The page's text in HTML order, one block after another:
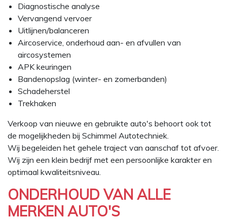
Diagnostische analyse
Vervangend vervoer
Uitlijnen/balanceren
Aircoservice, onderhoud aan- en afvullen van
aircosystemen
APK keuringen
Bandenopslag (winter- en zomerbanden)
Schadeherstel
Trekhaken
Verkoop van nieuwe en gebruikte auto's behoort ook tot
de mogelijkheden bij Schimmel Autotechniek.
Wij begeleiden het gehele traject van aanschaf tot afvoer.
Wij zijn een klein bedrijf met een persoonlijke karakter en
optimaal kwaliteitsniveau.
ONDERHOUD VAN ALLE
MERKEN AUTO'S